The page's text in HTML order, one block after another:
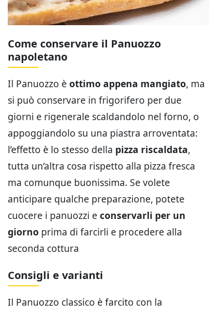
Come conservare il Panuozzo
napoletano
Il Panuozzo è ottimo appena mangiato, ma
si può conservare in frigorifero per due
giorni e rigenerale scaldandolo nel forno, o
appoggiandolo su una piastra arroventata:
l’effetto è lo stesso della pizza riscaldata,
tutta un’altra cosa rispetto alla pizza fresca
ma comunque buonissima. Se volete
anticipare qualche preparazione, potete
cuocere i panuozzi e conservarli per un
giorno prima di farcirli e procedere alla
seconda cottura
Consigli e varianti
Il Panuozzo classico è farcito con la